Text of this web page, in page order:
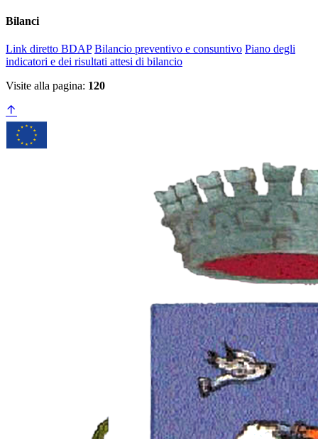
Bilanci
Link diretto BDAP Bilancio preventivo e consuntivo Piano degli
indicatori e dei risultati attesi di bilancio
Visite alla pagina: 120